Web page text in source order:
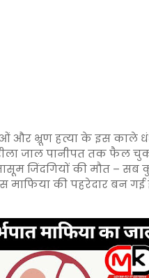
और भ्रूण हत्या के इस काले
जाल पानीपत तक फैल
जिंदगियों की मौत – सब
की पहरेदार बन गई